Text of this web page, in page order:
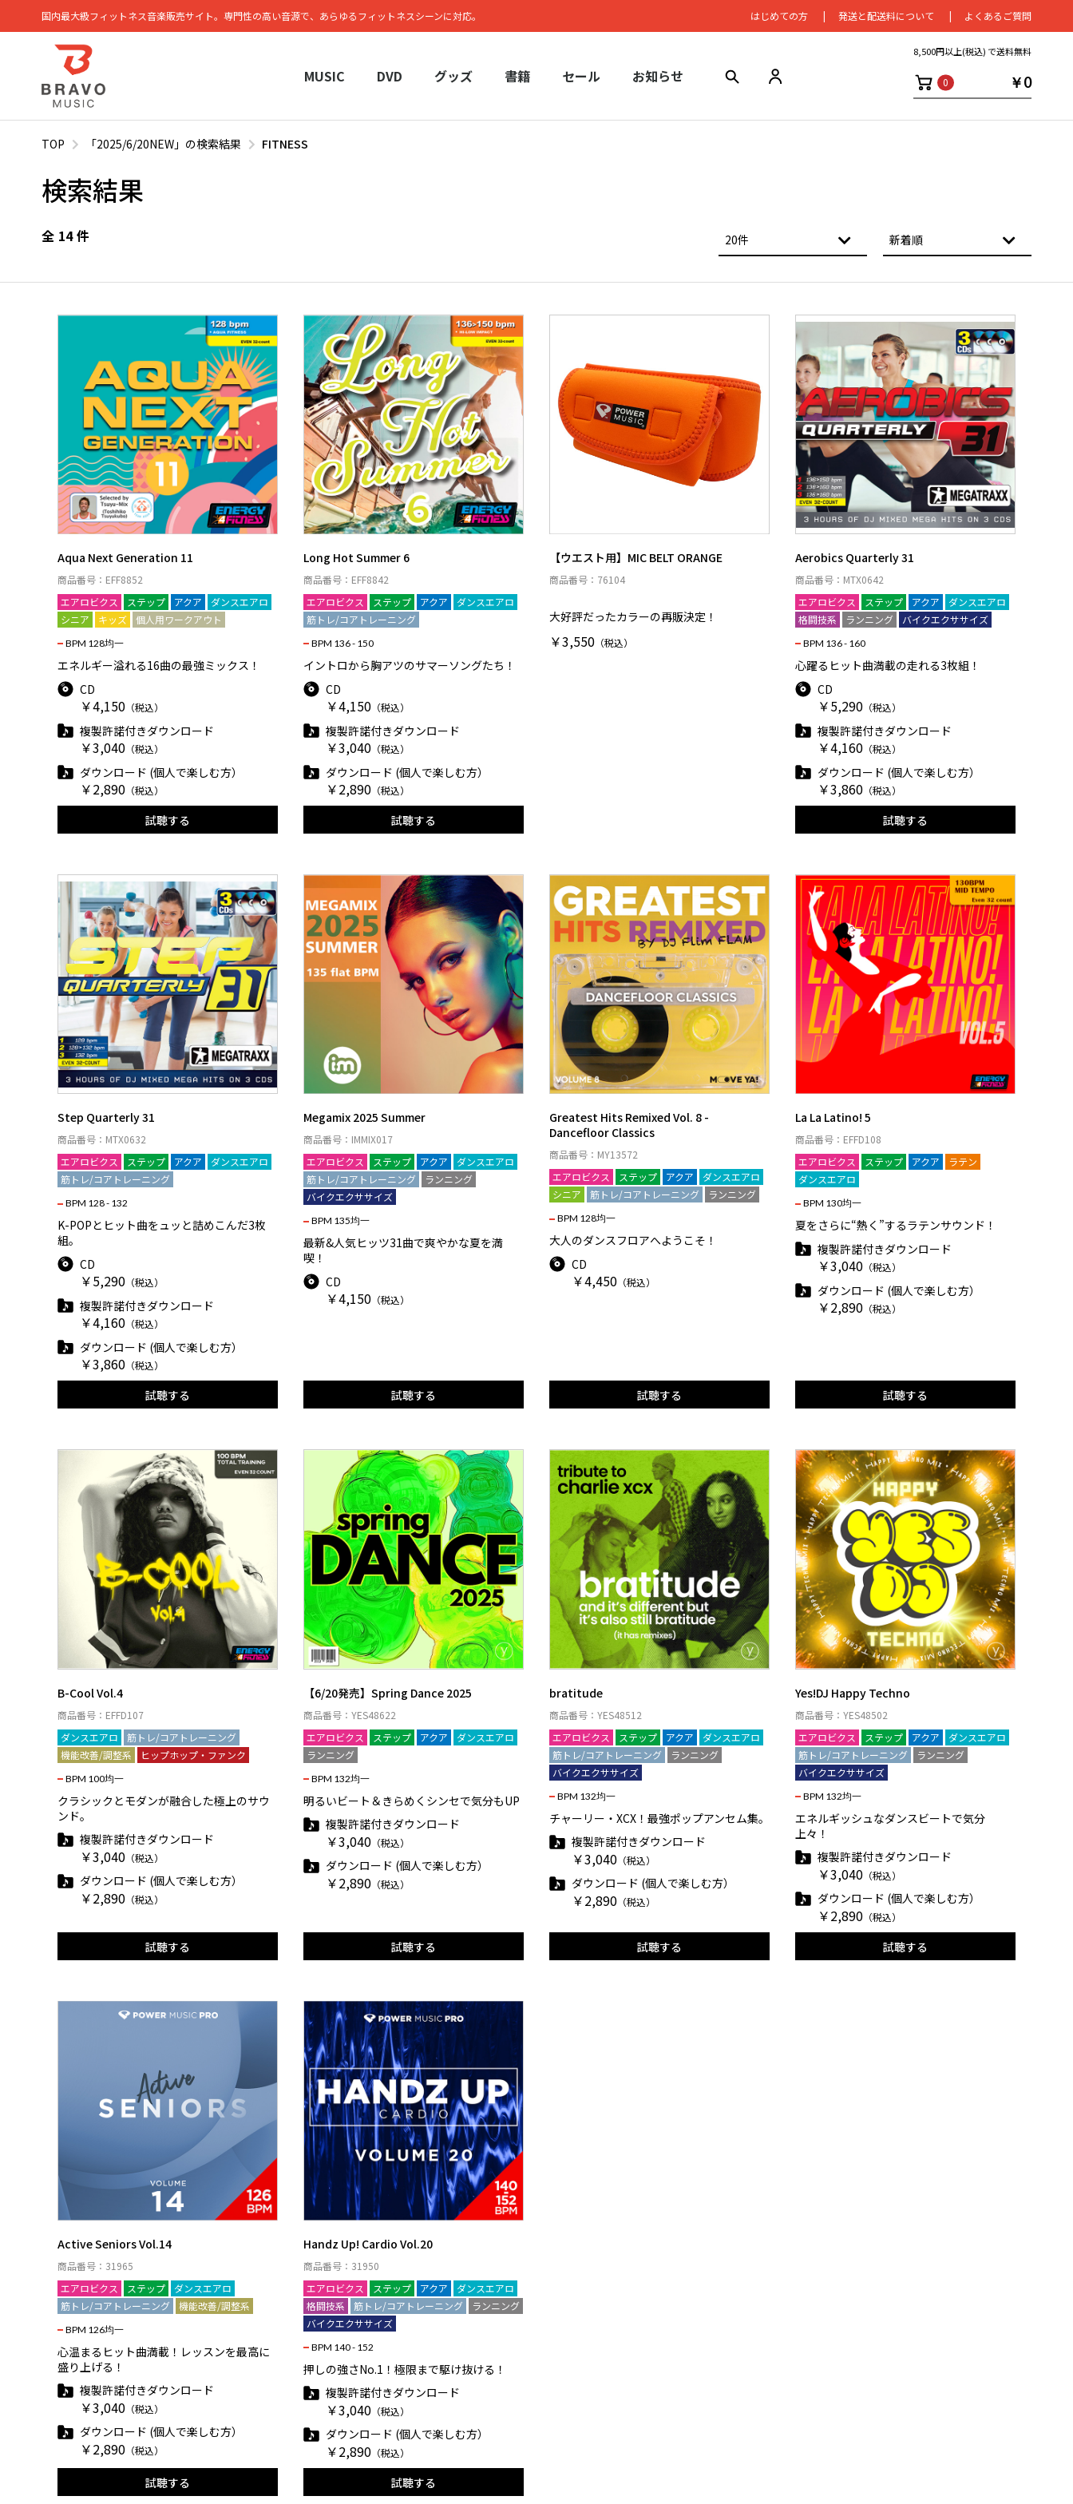
国内最大級フィットネス⾳楽販売サイト。専⾨性の⾼い⾳源で、あらゆるフィットネスシーンに対応。 はじめての⽅ 発送と配送料について よくあるご質問
MUSIC DVD グッズ 書籍 セール お知らせ
8,500円以上(税込) で送料無料
0 ￥0
TOP 「2025/6/20NEW」の検索結果 FITNESS
検索結果
全 14 件
Aqua Next Generation 11
商品番号：EFF8852
エアロビクス
ステップ アクア
ダンスエアロ
シニア
キッズ 個人用ワークアウト
BPM 128均一
エネルギー溢れる16曲の最強ミックス！
CD
￥4,150 （税込）
複製許諾付きダウンロード
￥3,040 （税込）
ダウンロード (個人で楽しむ方）
￥2,890 （税込）
試聴する
Long Hot Summer 6
商品番号：EFF8842
エアロビクス
ステップ アクア
ダンスエアロ
筋トレ/コアトレーニング
BPM 136 - 150
イントロから胸アツのサマーソングたち！
CD
￥4,150 （税込）
複製許諾付きダウンロード
￥3,040 （税込）
ダウンロード (個人で楽しむ方）
￥2,890 （税込）
試聴する
【ウエスト用】MIC BELT ORANGE
商品番号：76104
大好評だったカラーの再販決定！
￥3,550 （税込）
Aerobics Quarterly 31
商品番号：MTX0642
エアロビクス
ステップ アクア
ダンスエアロ
格闘技系
ランニング バイクエクササイズ
BPM 136 - 160
心躍るヒット曲満載の走れる3枚組！
CD
￥5,290 （税込）
複製許諾付きダウンロード
￥4,160 （税込）
ダウンロード (個人で楽しむ方）
￥3,860 （税込）
試聴する
Step Quarterly 31
商品番号：MTX0632
エアロビクス
ステップ アクア
ダンスエアロ
筋トレ/コアトレーニング
BPM 128 - 132
K-POPとヒット曲をュッと詰めこんだ3枚
組。
CD
￥5,290 （税込）
複製許諾付きダウンロード
￥4,160 （税込）
ダウンロード (個人で楽しむ方）
￥3,860 （税込）
試聴する
Megamix 2025 Summer
商品番号：IMMIX017
エアロビクス
ステップ アクア
ダンスエアロ
筋トレ/コアトレーニング
ランニング
バイクエクササイズ
BPM 135均一
最新&人気ヒッツ31曲で爽やかな夏を満
喫！
CD
￥4,150 （税込）
試聴する
Greatest Hits Remixed Vol. 8 -
Dancefloor Classics
商品番号：MY13572
エアロビクス
ステップ アクア
ダンスエアロ
シニア
筋トレ/コアトレーニング ランニング
BPM 128均一
大人のダンスフロアへようこそ！
CD
￥4,450 （税込）
試聴する
La La Latino! 5
商品番号：EFFD108
エアロビクス
ステップ アクア
ラテン
ダンスエアロ
BPM 130均一
夏をさらに“熱く”するラテンサウンド！
複製許諾付きダウンロード
￥3,040 （税込）
ダウンロード (個人で楽しむ方）
￥2,890 （税込）
試聴する
B-Cool Vol.4
商品番号：EFFD107
ダンスエアロ
筋トレ/コアトレーニング
機能改善/調整系
ヒップホップ・ファンク
BPM 100均一
クラシックとモダンが融合した極上のサウ
ンド。
複製許諾付きダウンロード
￥3,040 （税込）
ダウンロード (個人で楽しむ方）
￥2,890 （税込）
試聴する
【6/20発売】Spring Dance 2025
商品番号：YES48622
エアロビクス
ステップ アクア
ダンスエアロ
ランニング
BPM 132均一
明るいビート＆きらめくシンセで気分もUP
複製許諾付きダウンロード
￥3,040 （税込）
ダウンロード (個人で楽しむ方）
￥2,890 （税込）
試聴する
bratitude
商品番号：YES48512
エアロビクス
ステップ アクア
ダンスエアロ
筋トレ/コアトレーニング
ランニング
バイクエクササイズ
BPM 132均一
チャーリー・XCX！最強ポップアンセム集。
複製許諾付きダウンロード
￥3,040 （税込）
ダウンロード (個人で楽しむ方）
￥2,890 （税込）
試聴する
Yes!DJ Happy Techno
商品番号：YES48502
エアロビクス
ステップ アクア
ダンスエアロ
筋トレ/コアトレーニング
ランニング
バイクエクササイズ
BPM 132均一
エネルギッシュなダンスビートで気分
上々！
複製許諾付きダウンロード
￥3,040 （税込）
ダウンロード (個人で楽しむ方）
￥2,890 （税込）
試聴する
Active Seniors Vol.14
商品番号：31965
エアロビクス
ステップ
ダンスエアロ
筋トレ/コアトレーニング
機能改善/調整系
BPM 126均一
心温まるヒット曲満載！レッスンを最高に
盛り上げる！
複製許諾付きダウンロード
￥3,040 （税込）
ダウンロード (個人で楽しむ方）
￥2,890 （税込）
試聴する
Handz Up! Cardio Vol.20
商品番号：31950
エアロビクス
ステップ アクア
ダンスエアロ
格闘技系
筋トレ/コアトレーニング
ランニング
バイクエクササイズ
BPM 140 - 152
押しの強さNo.1！極限まで駆け抜ける！
複製許諾付きダウンロード
￥3,040 （税込）
ダウンロード (個人で楽しむ方）
￥2,890 （税込）
試聴する